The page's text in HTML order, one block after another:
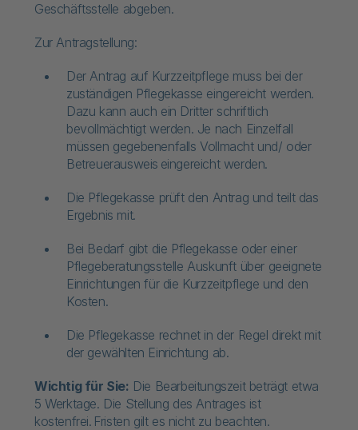
Geschäftsstelle abgeben.
Zur Antragstellung:
Der Antrag auf Kurzzeitpflege muss bei der
zuständigen Pflegekasse eingereicht werden.
Dazu kann auch ein Dritter schriftlich
bevollmächtigt werden. Je nach Einzelfall
müssen gegebenenfalls Vollmacht und/ oder
Betreuerausweis eingereicht werden.
Die Pflegekasse prüft den Antrag und teilt das
Ergebnis mit.
Bei Bedarf gibt die Pflegekasse oder einer
Pflegeberatungsstelle Auskunft über geeignete
Einrichtungen für die Kurzzeitpflege und den
Kosten.
Die Pflegekasse rechnet in der Regel direkt mit
der gewählten Einrichtung ab.
Wichtig für Sie: Die Bearbeitungszeit beträgt etwa
5 Werktage. Die Stellung des Antrages ist
kostenfrei. Fristen gilt es nicht zu beachten.